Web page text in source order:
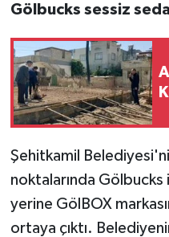
Gölbucks sessiz
Şehitkamil
noktalarında Gölbucks
yerine GölBOX
ortaya çıktı.